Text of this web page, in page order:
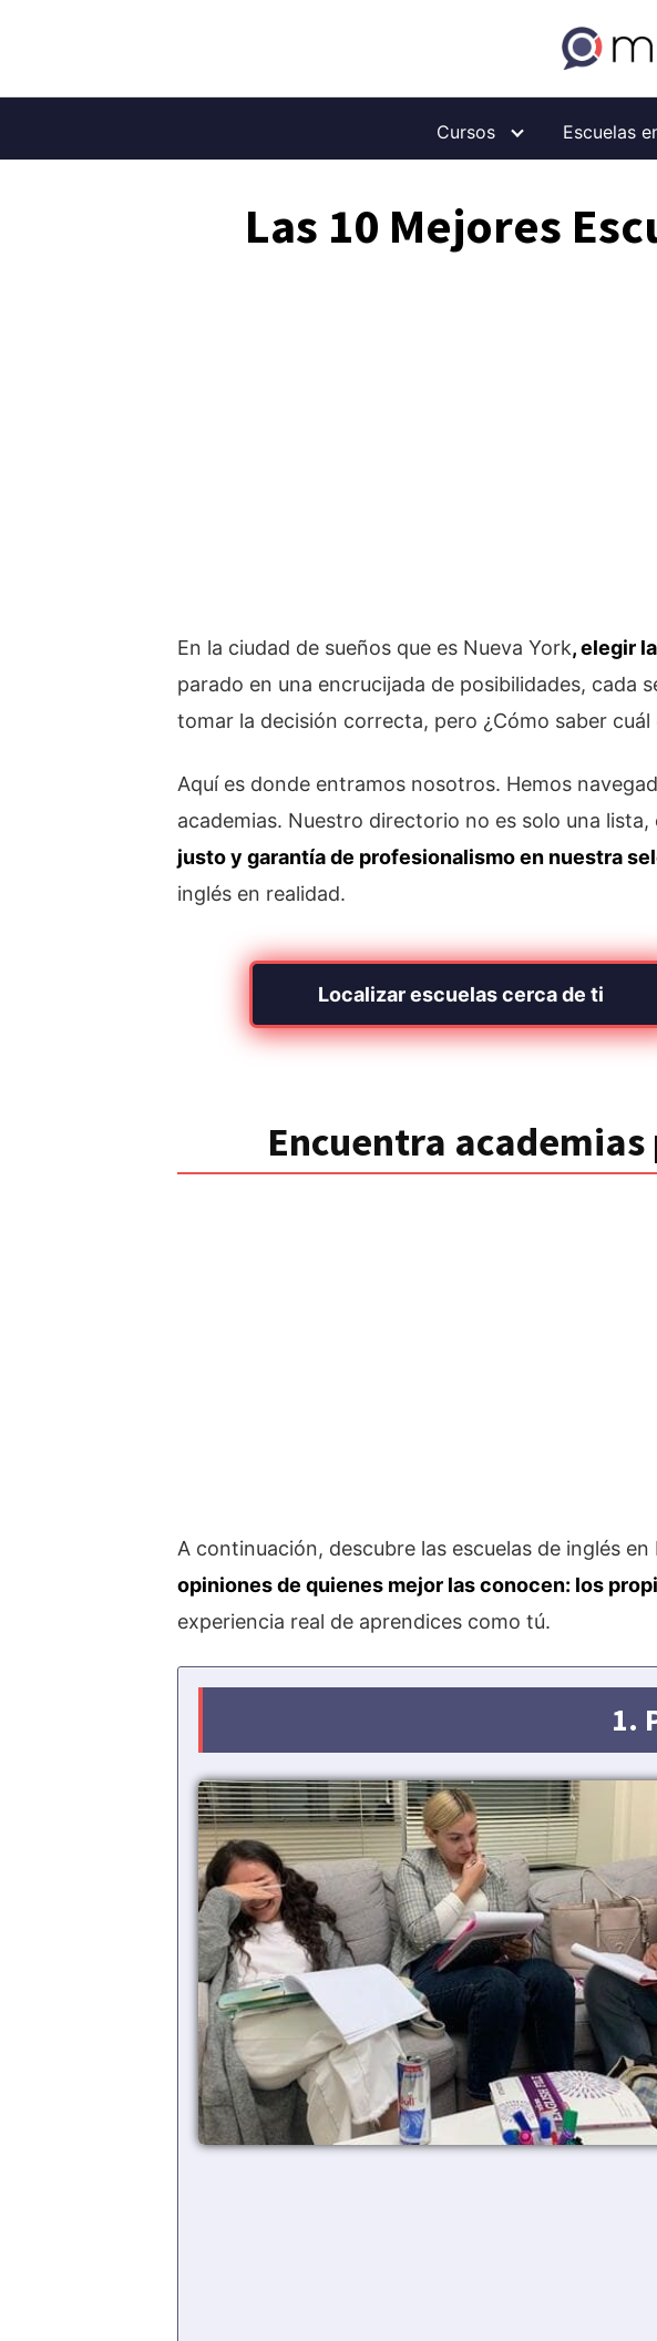
Cursos Escuelas
Las 10 Mejores
En la ciudad de sueños que es Nueva York, elegir
parado en una encrucijada de posibilidades, cada
tomar la decisión correcta, pero ¿Cómo saber cuál
Aquí es donde entramos nosotros. Hemos
academias. Nuestro directorio no es solo una
justo y garantía de profesionalismo en nuestra
inglés en realidad.
Localizar escuelas cerca de ti
Encuentra
A continuación, descubre las escuelas de inglés
opiniones de quienes mejor las conocen: los
experiencia real de aprendices como tú.
1.